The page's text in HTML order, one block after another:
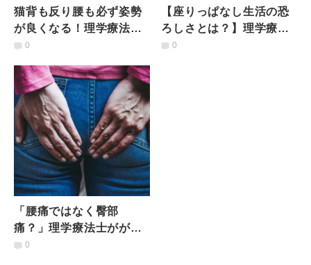
猫背も反り腰も必ず姿勢
が良くなる！理学療法士
が教える「奇跡のウォー
0
【座りっぱなし生活の恐
ろしさとは？】理学療法
士による「下半身リセッ
0
「腰痛ではなく臀部
痛？」理学療法士がが教
える【腰からお尻の痛み
0